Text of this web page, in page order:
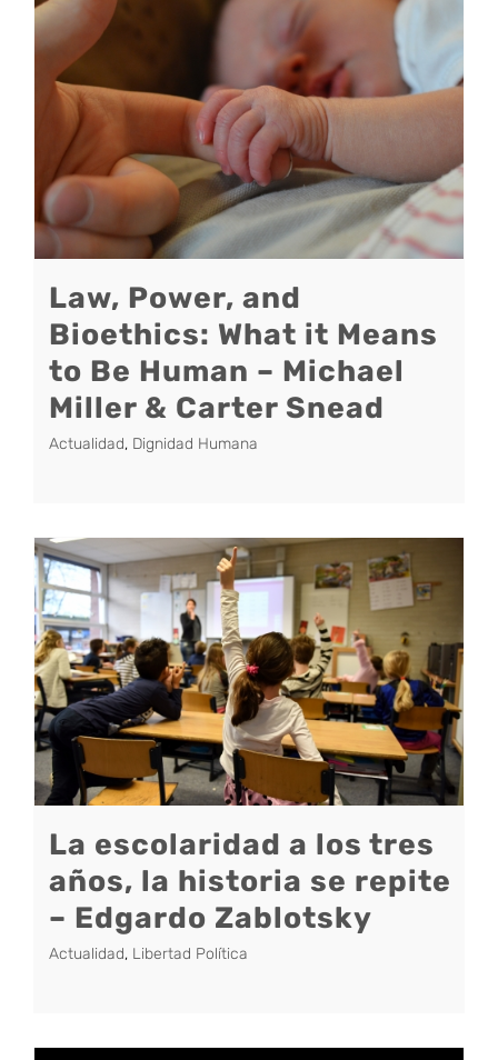
Law, Power, and
Bioethics: What it Means
to Be Human – Michael
Miller & Carter Snead
Actualidad, Dignidad Humana
La escolaridad a los tres
años, la historia se repite
– Edgardo Zablotsky
Actualidad, Libertad Política